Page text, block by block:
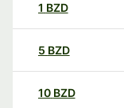
1 BZD
5 BZD
10 BZD